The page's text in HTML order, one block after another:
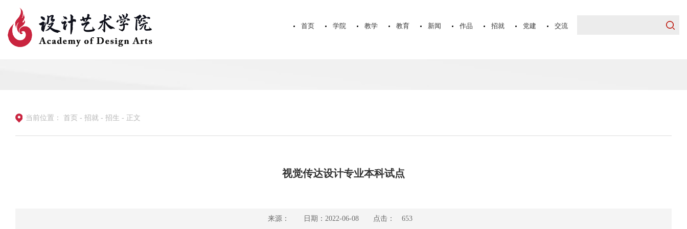
首页 学院 教学 教育 新闻 作品 招就 党建 交流
当前位置： 首页 - 招就 - 招生 - 正文
视觉传达设计专业本科试点
来源： 日期：2022-06-08 点击： 653